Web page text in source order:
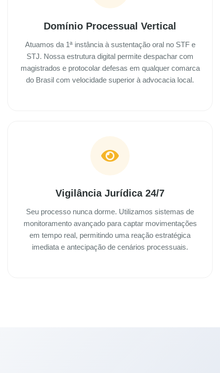
Domínio Processual Vertical
Atuamos da 1ª instância à sustentação oral no STF e
STJ. Nossa estrutura digital permite despachar com
magistrados e protocolar defesas em qualquer comarca
do Brasil com velocidade superior à advocacia local.
Vigilância Jurídica 24/7
Seu processo nunca dorme. Utilizamos sistemas de
monitoramento avançado para captar movimentações
em tempo real, permitindo uma reação estratégica
imediata e antecipação de cenários processuais.